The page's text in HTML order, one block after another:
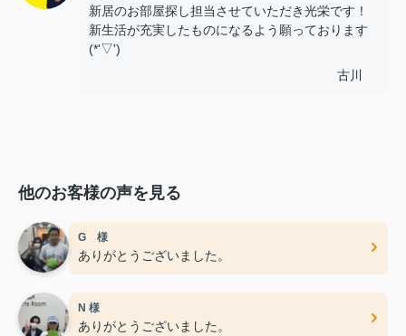
新居のお部屋探し担当させていただき光栄です！
新生活が充実したものになるよう願っております
(*'▽')
古川
他のお客様の声を見る
G 様
ありがとうございました。
N 様
ありがとうございました。